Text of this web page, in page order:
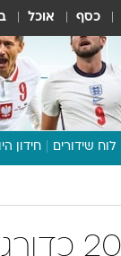
כסף אוכל
לוח שידורים חידון